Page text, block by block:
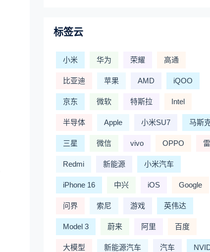
标签云
小米 华为 荣耀 高通
比亚迪 苹果 AMD iQOO
京东 微软 特斯拉 Intel
半导体 Apple 小米SU7 马斯
三星 微信 vivo OPPO
Redmi 新能源 小米汽车
iPhone 16 中兴 iOS Google
问界 索尼 游戏 英伟达
Model 3 蔚来 阿里 百度
大模型 新能源汽车 汽车